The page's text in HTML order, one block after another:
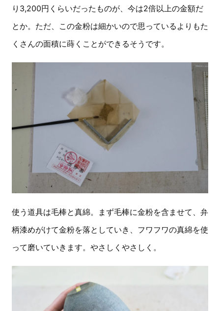
り3,200円くらいだったものが、今は2倍以上の金額だ
とか。ただ、この金粉は細かいので思っているよりもた
くさんの面積に蒔くことができるそうです。
使う道具は毛棒と真綿。まず毛棒に金粉を含ませて、弁
柄漆めがけて金粉を落としていき、フワフワの真綿を使
って磨いていきます。やさしくやさしく。